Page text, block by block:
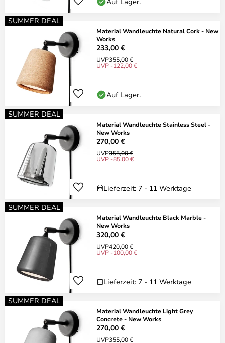
SUMMER DEAL
Material Wandleuchte Natural Cork - New
Works
233,00 €
UVP355,00 €
UVP -122,00 €
Auf Lager.
SUMMER DEAL
Material Wandleuchte Stainless Steel -
New Works
270,00 €
UVP355,00 €
UVP -85,00 €
Lieferzeit: 7 - 11 Werktage
SUMMER DEAL
Material Wandleuchte Black Marble -
New Works
320,00 €
UVP420,00 €
UVP -100,00 €
Lieferzeit: 7 - 11 Werktage
SUMMER DEAL
Material Wandleuchte Light Grey
Concrete - New Works
270,00 €
UVP355,00 €